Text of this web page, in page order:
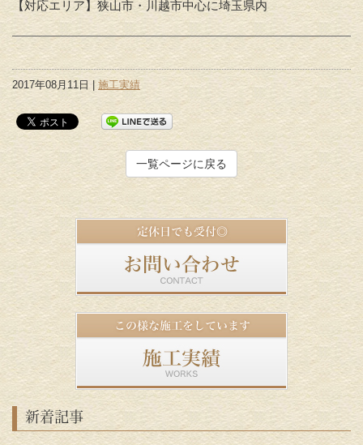
【対応エリア】狭山市・川越市中心に埼玉県内
2017年08月11日 | 施工実績
一覧ページに戻る
新着記事